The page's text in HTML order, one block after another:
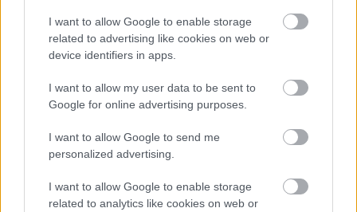
I want to allow Google to enable storage
related to advertising like cookies on web or
device identifiers in apps.
I want to allow my user data to be sent to
Google for online advertising purposes.
I want to allow Google to send me
personalized advertising.
I want to allow Google to enable storage
related to analytics like cookies on web or
hiteljellegű állománnyal segíti háztartások,
kisvállalkozások, vállalatok és
önkormányzatok finanszírozásán keresztül. A
cégcsoport teljes tevékenysége
hozzávetőlegesen 4000 magyar beszállítónak
és mintegy 700 banki és biztosítási ügynöknek
biztosít megrendeléseket és folyamatos
tevékenységet.